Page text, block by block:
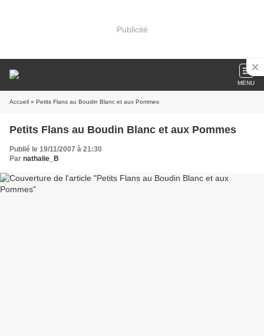
Publicité
MENU
Accueil » Petits Flans au Boudin Blanc et aux Pommes
Petits Flans au Boudin Blanc et aux Pommes
Publié le 19/11/2007 à 21:30
Par nathalie_B